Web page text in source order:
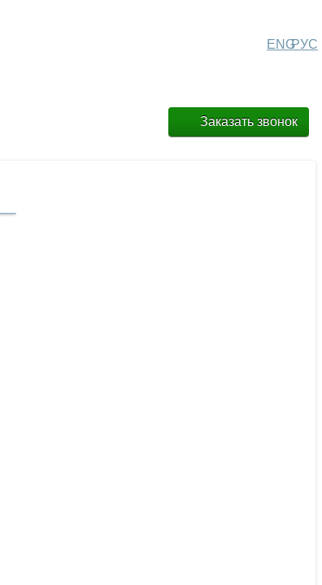
РУС
ENG
Заказать звонок